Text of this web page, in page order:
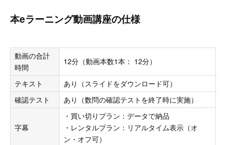
本eラーニング動画講座の仕様
動画の合計
時間
12分（動画本数1本： 12分）
テキスト
あり（スライドをダウンロード可）
確認テスト
あり（数問の確認テストを終了時に実施）
字幕
・買い切りプラン：データで納品
・レンタルプラン：リアルタイム表示（オ
ン・オフ可）